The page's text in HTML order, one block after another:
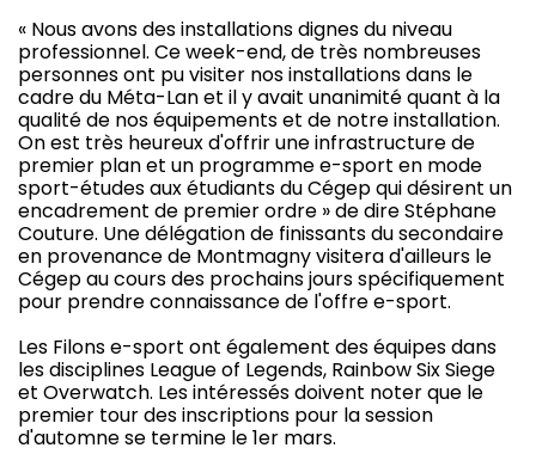
« Nous avons des installations dignes du niveau
professionnel. Ce week-end, de très nombreuses
personnes ont pu visiter nos installations dans le
cadre du Méta-Lan et il y avait unanimité quant à la
qualité de nos équipements et de notre installation.
On est très heureux d'offrir une infrastructure de
premier plan et un programme e-sport en mode
sport-études aux étudiants du Cégep qui désirent un
encadrement de premier ordre » de dire Stéphane
Couture. Une délégation de finissants du secondaire
en provenance de Montmagny visitera d'ailleurs le
Cégep au cours des prochains jours spécifiquement
pour prendre connaissance de l'offre e-sport.
Les Filons e-sport ont également des équipes dans
les disciplines League of Legends, Rainbow Six Siege
et Overwatch. Les intéressés doivent noter que le
premier tour des inscriptions pour la session
d'automne se termine le 1er mars.